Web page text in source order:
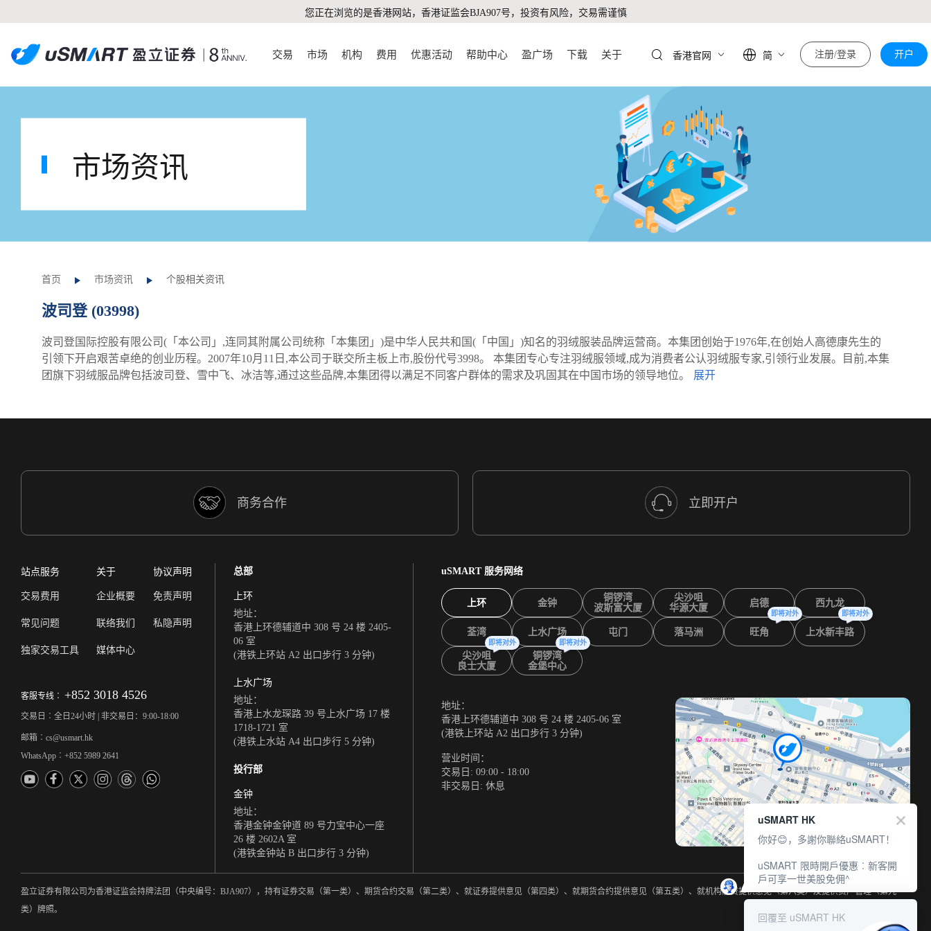
您正在浏览的是香港网站，香港证监会BJA907号，投资有风险，交易需谨慎
交易 市场 机构 费用 优惠活动 帮助中心 盈广场 下载 关于 香港官网 简 注册/登录 开户
市场资讯
首页 市场资讯 个股相关资讯
波司登 (03998)
波司登国际控股有限公司(「本公司」,连同其附属公司统称「本集团」)是中华人民共和国(「中国」)知名的羽绒服装品牌运营商。本集团创始于1976年,在创始人高德康先生的
引领下开启艰苦卓绝的创业历程。2007年10月11日,本公司于联交所主板上市,股份代号3998。 本集团专心专注羽绒服领域,成为消费者公认羽绒服专家,引领行业发展。目前,本集
团旗下羽绒服品牌包括波司登、雪中飞、冰洁等,通过这些品牌,本集团得以满足不同客户群体的需求及巩固其在中国市场的领导地位。
商务合作 立即开户
站点服务
交易费用
常见问题
独家交易工具
关于
企业概要
联络我们
媒体中心
协议声明
免责声明
私隐声明
客服专线︰ +852 3018 4526
交易日︰全日24小时 | 非交易日：9:00-18:00
邮箱︰cs@usmart.hk
WhatsApp︰+852 5989 2641
总部
上环
地址：
香港上环德辅道中 308 号 24 楼 2405-
06 室
(港铁上环站 A2 出口步行 3 分钟)
上水广场
地址：
香港上水龙琛路 39 号上水广场 17 楼
1718-1721 室
(港铁上水站 A4 出口步行 5 分钟)
投行部
金钟
地址：
香港金钟金钟道 89 号力宝中心一座
26 楼 2602A 室
(港铁金钟站 B 出口步行 3 分钟)
uSMART 服务网络
上环 金钟
铜锣湾
波斯富大厦
尖沙咀
华源大厦
启德 西九龙
荃湾 上水广场 屯门 落马洲 旺角
即将对外
上水新丰路
即将对外
尖沙咀
良士大厦
即将对外
铜锣湾
金堡中心
即将对外
地址：
香港上环德辅道中 308 号 24 楼 2405-06 室
(港铁上环站 A2 出口步行 3 分钟)
营业时间：
交易日: 09:00 - 18:00
非交易日: 休息
盈立证券有限公司为香港证监会持牌法团（中央编号：BJA907），持有证券交易（第一类）、期货合约交易（第二类）、就证券提供意见（第四类）、就期货合约提供意见（第五类）、就机构融资提供意见（第六类）及提供资产管理（第九
类）牌照。
uSMART HK
你好😊，多謝你聯絡uSMART！
uSMART 限時開戶優惠︰新客開
戶可享一世美股免佣^
回覆至 uSMART HK